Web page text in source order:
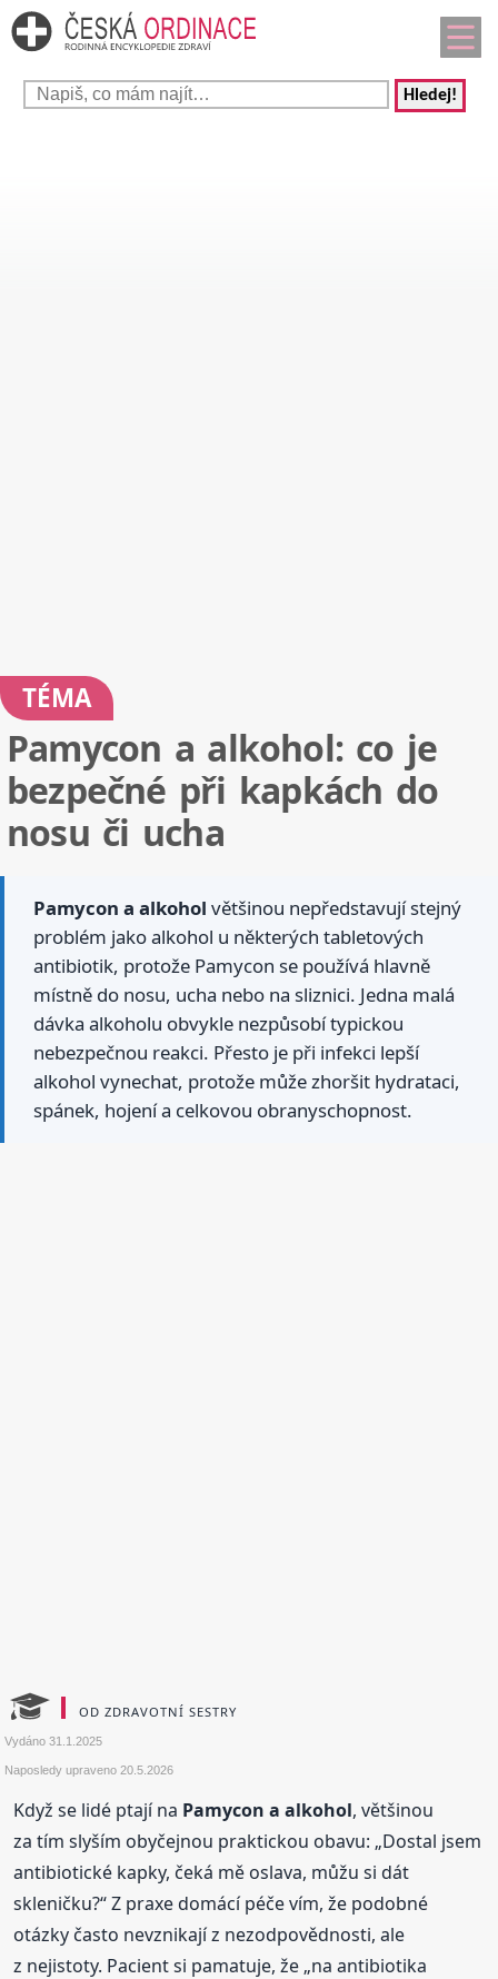
Hledej!
TÉMA
Pamycon a alkohol: co je
bezpečné při kapkách do
nosu či ucha
Pamycon a alkohol většinou nepředstavují stejný
problém jako alkohol u některých tabletových
antibiotik, protože Pamycon se používá hlavně
místně do nosu, ucha nebo na sliznici. Jedna malá
dávka alkoholu obvykle nezpůsobí typickou
nebezpečnou reakci. Přesto je při infekci lepší
alkohol vynechat, protože může zhoršit hydrataci,
spánek, hojení a celkovou obranyschopnost.
OD ZDRAVOTNÍ SESTRY
Vydáno31.1.2025
Naposledy upraveno20.5.2026
Když se lidé ptají na Pamycon a alkohol, většinou
za tím slyším obyčejnou praktickou obavu: „Dostal jsem
antibiotické kapky, čeká mě oslava, můžu si dát
skleničku?“ Z praxe domácí péče vím, že podobné
otázky často nevznikají z nezodpovědnosti, ale
z nejistoty. Pacient si pamatuje, že „na antibiotika